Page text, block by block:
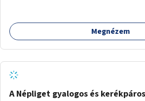
Megnézem
A Népliget gyalogos és